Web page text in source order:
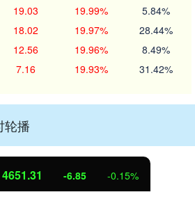
19.03 19.99% 5.84%
18.02 19.97% 28.44%
12.56 19.96% 8.49%
7.16 19.93% 31.42%
轮播
4651.31 -6.85 -0.15%